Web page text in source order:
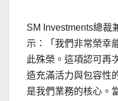
SM Investments總裁
示：「我們非常榮幸
此殊榮。這項認可再
造充滿活力與包容性
是我們業務的核心。